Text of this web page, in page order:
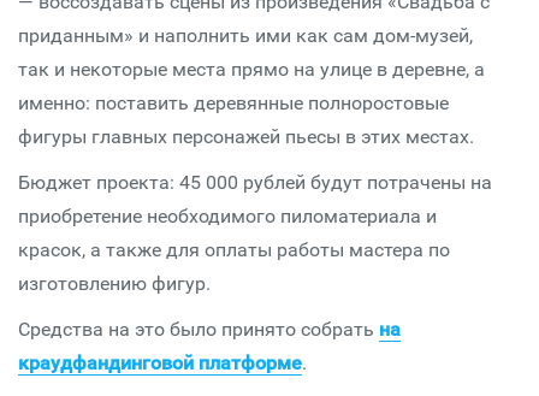
приданным» и наполнить ими как сам дом-музей,
так и некоторые места прямо на улице в деревне, а
именно: поставить деревянные полноростовые
фигуры главных персонажей пьесы в этих местах.
Бюджет проекта: 45 000 рублей будут потрачены на
приобретение необходимого пиломатериала и
красок, а также для оплаты работы мастера по
изготовлению фигур.
Средства на это было принято собрать на
краудфандинговой платформе.